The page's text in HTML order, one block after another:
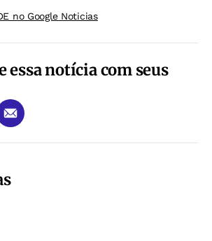
no Google Noticias
essa notícia com seus